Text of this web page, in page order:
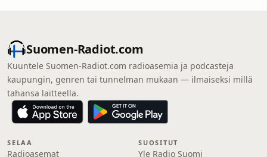
Suomen-Radiot.com
Kuuntele Suomen-Radiot.com radioasemia ja podcasteja
kaupungin, genren tai tunnelman mukaan — ilmaiseksi millä
tahansa laitteella.
SELAA
Radioasemat
SUOSITUT
Yle Radio Suomi